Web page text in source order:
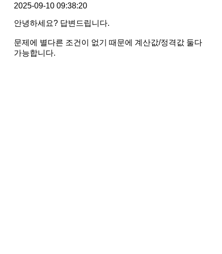
2025-09-10 09:38:20
안녕하세요? 답변드립니다.
문제에 별다른 조건이 없기 때문에 계산값/정격값 둘다
가능합니다.